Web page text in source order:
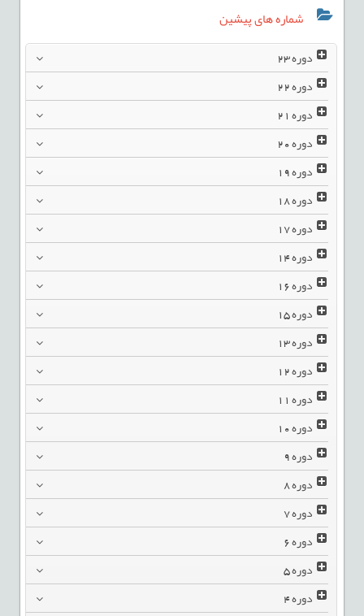
شماره های پیشین
دوره23
دوره22
دوره21
دوره20
دوره19
دوره18
دوره17
دوره14
دوره16
دوره15
دوره13
دوره12
دوره11
دوره10
دوره9
دوره8
دوره7
دوره6
دوره5
دوره4